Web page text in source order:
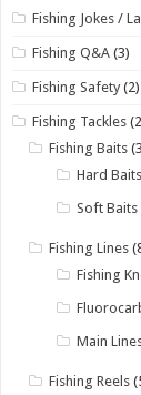
Fishing Jokes /
Fishing Q&A (3)
Fishing Safety (2)
Fishing Tackles
Fishing Baits
Hard Baits
Soft
Fishing Lines
Fishing
Main
Fishing Reels